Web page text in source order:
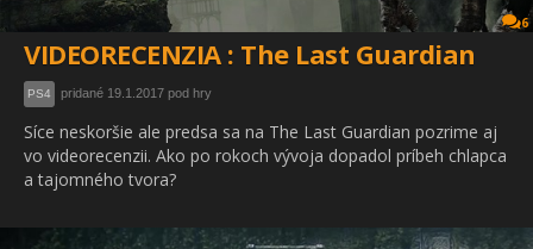
6
VIDEORECENZIA : The Last Guardian
PS4 pridané 19.1.2017 pod hry
Síce neskoršie ale predsa sa na The Last Guardian pozrime aj
vo videorecenzii. Ako po rokoch vývoja dopadol príbeh chlapca
a tajomného tvora?